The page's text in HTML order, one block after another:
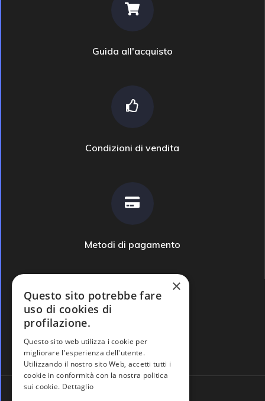
Guida all'acquisto
Condizioni di vendita
Metodi di pagamento
Domande frequenti
×
Questo sito potrebbe fare
uso di cookies di
profilazione.
Questo sito web utilizza i cookie per
migliorare l'esperienza dell'utente.
Utilizzando il nostro sito Web, accetti tutti i
cookie in conformità con la nostra politica
sui cookie. Dettaglio